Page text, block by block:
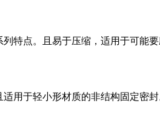
特点。且易于压缩，适用于可能要
用于轻小形材质的非结构固定密封